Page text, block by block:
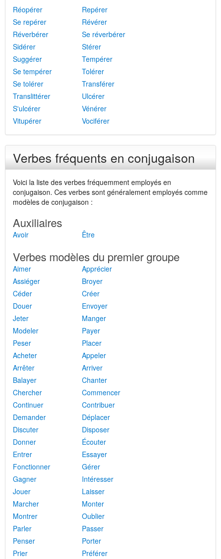
Réopérer
Repérer
Se repérer
Révérer
Réverbérer
Se réverbérer
Sidérer
Stérer
Suggérer
Tempérer
Se tempérer
Tolérer
Se tolérer
Transférer
Translittérer
Ulcérer
S'ulcérer
Vénérer
Vitupérer
Vociférer
Verbes fréquents en conjugaison
Voici la liste des verbes fréquemment employés en
conjugaison. Ces verbes sont généralement employés comme
modèles de conjugaison :
Auxiliaires
Avoir Être
Verbes modèles du premier groupe
Aimer
Apprécier
Assiéger
Broyer
Céder
Créer
Douer
Envoyer
Jeter
Manger
Modeler
Payer
Peser
Placer
Acheter
Appeler
Arrêter
Arriver
Balayer
Chanter
Chercher
Commencer
Continuer
Contribuer
Demander
Déplacer
Discuter
Disposer
Donner
Écouter
Entrer
Essayer
Fonctionner
Gérer
Gagner
Intéresser
Jouer
Laisser
Marcher
Monter
Montrer
Oublier
Parler
Passer
Penser
Porter
Prier
Préférer